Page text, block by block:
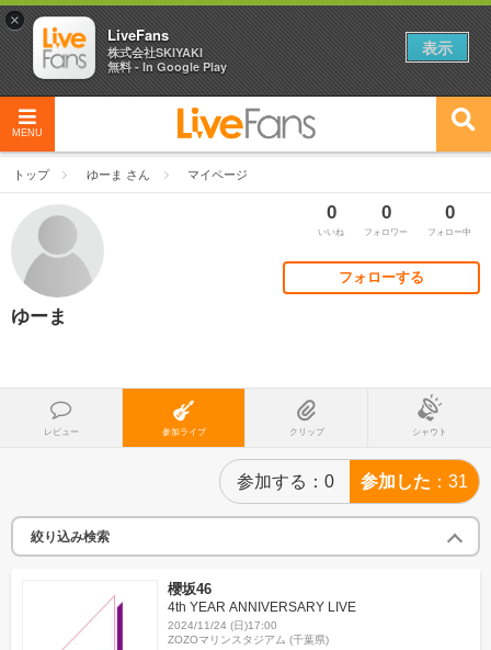
MENU
トップ ゆーま さん マイページ
0
いいね
0
フォロワー
0
フォロー中
フォローする
ゆーま
レビュー 参加ライブ クリップ シャウト
参加する 0 参加した 31
絞り込み検索
櫻坂46
4th YEAR ANNIVERSARY LIVE
2024/11/24 (日)17:00
ZOZOマリンスタジアム (千葉県)
×
LiveFans
株式会社SKIYAKI
無料 - In Google Play
表示